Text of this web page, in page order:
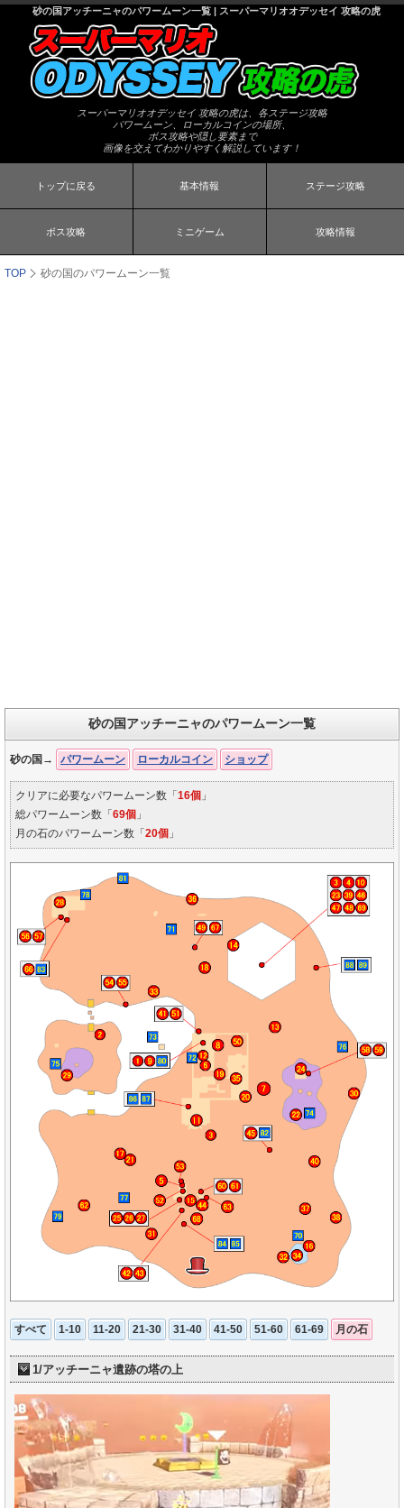
砂の国アッチーニャのパワームーン一覧 | スーパーマリオオデッセイ 攻略の虎
スーパーマリオオデッセイ 攻略の虎は、各ステージ攻略
パワームーン、ローカルコインの場所、
ボス攻略や隠し要素まで
画像を交えてわかりやすく解説しています！
トップに戻る 基本情報 ステージ攻略
ボス攻略 ミニゲーム 攻略情報
TOP 砂の国のパワームーン一覧
砂の国アッチーニャのパワームーン一覧
砂の国→ パワームーン ローカルコイン ショップ
クリアに必要なパワームーン数「 16個 」
総パワームーン数「 69個 」
月の石のパワームーン数「 20個 」
すべて 1-10 11-20 21-30 31-40 41-50 51-60 61-69 月の石
1/アッチーニャ遺跡の塔の上